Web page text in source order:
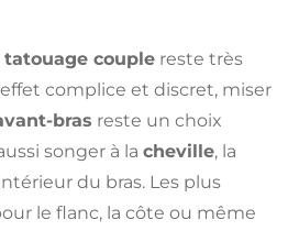
couple reste très
complice et discret, miser
bras reste un choix
songer à la cheville, la
du bras. Les plus
le flanc, la côte ou même